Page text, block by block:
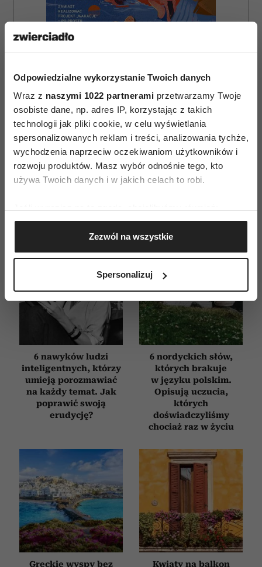
Odpowiedzialne wykorzystanie Twoich danych
Wraz z naszymi 1022 partnerami przetwarzamy Twoje
osobiste dane, np. adres IP, korzystając z takich
technologii jak pliki cookie, w celu wyświetlania
spersonalizowanych reklam i treści, analizowania tychże,
wychodzenia naprzeciw oczekiwaniom użytkowników i
rozwoju produktów. Masz wybór odnośnie tego, kto
używa Twoich danych i w jakich celach to robi.
Gromadzić dane dotyczące Twojej lokalizacji
geograficznej z dokładnością nawet do kilku metrów
Identyfikować Twoje urządzenie, aktywnie
(fingerprinting, czyli wirtualny odcisk palca)
dane są przetwarzane oraz ustaw własne preferencje w
sekcji szczegółów . W Deklaracji plików cookie możesz
zmienić lub wycofać swoją zgodę w dowolnej chwili.
Wykorzystujemy pliki cookie do spersonalizowania treści
i reklam, aby oferować funkcje społecznościowe i
analizować ruch w naszej witrynie. Informacje o tym, jak
korzystasz z naszej witryny, udostępniamy partnerom
społecznościowym, reklamowym i analitycznym.
otrzymanymi od Ciebie lub uzyskanymi podczas
korzystania z ich usług.
Zezwól na wszystkie
Spersonalizuj
ZAMÓW
WYDANIE DRUKOWANE
E-WYDANIE
6 nawyków ludzi
inteligentnych, którzy
umieją porozmawiać
na każdy temat. Jak
poprawić swoją
erudycję?
6 nordyckich słów,
których brakuje
w języku polskim.
Opisują uczucia,
których
doświadczyliśmy
chociaż raz w życiu
Greckie wyspy bez Kwiaty na balkon